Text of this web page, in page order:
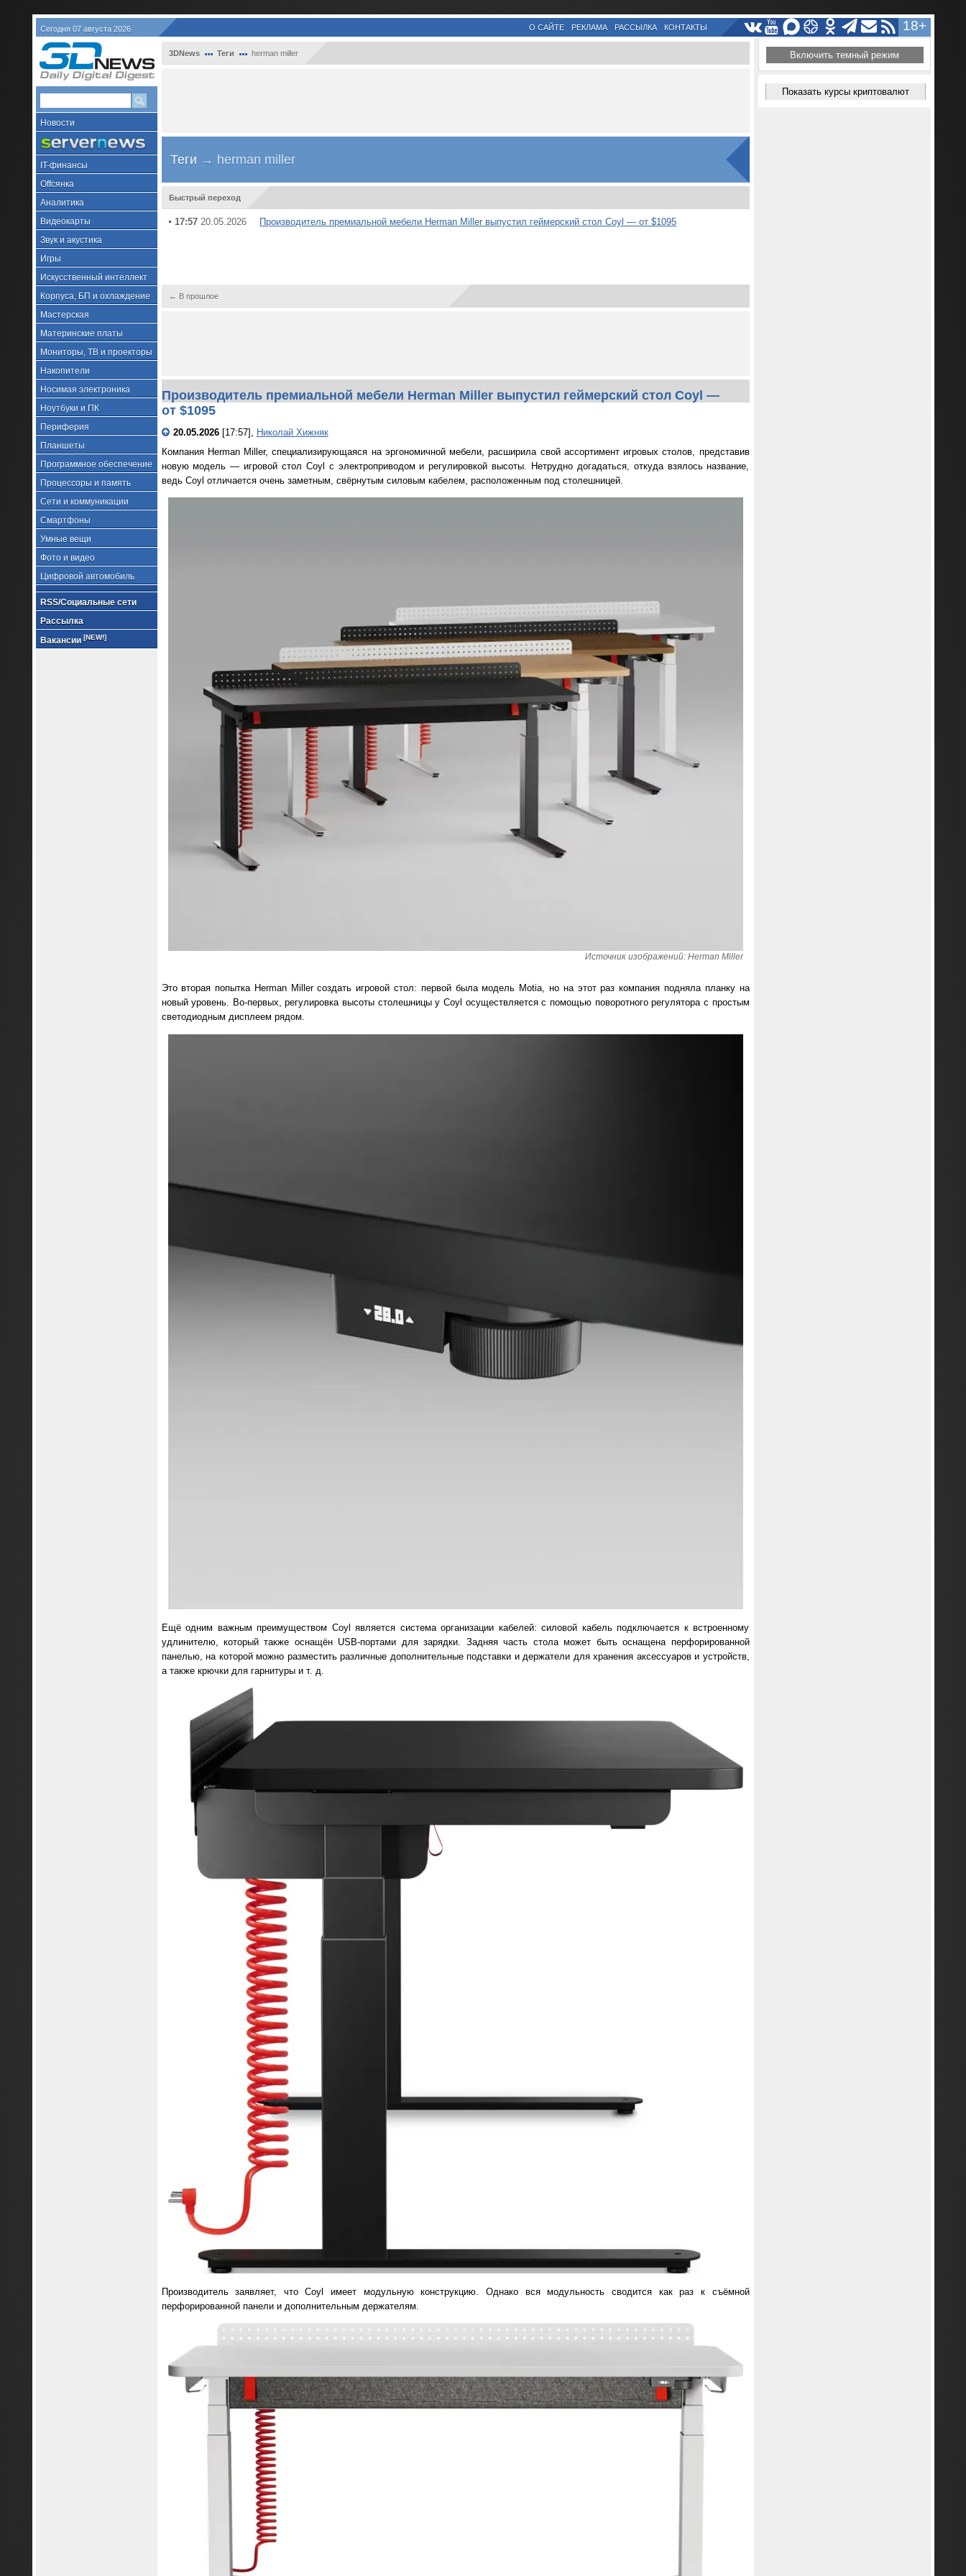
Сегодня 07 августа 2026 18+
О САЙТЕ РЕКЛАМА РАССЫЛКА КОНТАКТЫ
Новости
IT-финансы
Offсянка
Аналитика
Видеокарты
Звук и акустика
Игры
Искусственный интеллект
Корпуса, БП и охлаждение
Мастерская
Материнские платы
Мониторы, ТВ и проекторы
Накопители
Носимая электроника
Ноутбуки и ПК
Периферия
Планшеты
Программное обеспечение
Процессоры и память
Сети и коммуникации
Смартфоны
Умные вещи
Фото и видео
Цифровой автомобиль
RSS/Социальные сети
Рассылка
Вакансии [NEW!]
3DNews Теги herman miller
Теги → herman miller
Быстрый переход
17:5720.05.2026 Производитель премиальной мебели Herman Miller выпустил геймерский стол Coyl — от $1095
← В прошлое
Производитель премиальной мебели Herman Miller выпустил геймерский стол Coyl —
от $1095
20.05.2026[17:57], Николай Хижняк
Компания Herman Miller, специализирующаяся на эргономичной мебели, расширила свой ассортимент игровых столов, представив
новую модель — игровой стол Coyl с электроприводом и регулировкой высоты. Нетрудно догадаться, откуда взялось название,
ведь Coyl отличается очень заметным, свёрнутым силовым кабелем, расположенным под столешницей.
Источник изображений: Herman Miller
Это вторая попытка Herman Miller создать игровой стол: первой была модель Motia, но на этот раз компания подняла планку на
новый уровень. Во-первых, регулировка высоты столешницы у Coyl осуществляется с помощью поворотного регулятора с простым
светодиодным дисплеем рядом.
Ещё одним важным преимуществом Coyl является система организации кабелей: силовой кабель подключается к встроенному
удлинителю, который также оснащён USB-портами для зарядки. Задняя часть стола может быть оснащена перфорированной
панелью, на которой можно разместить различные дополнительные подставки и держатели для хранения аксессуаров и устройств,
а также крючки для гарнитуры и т. д.
Производитель заявляет, что Coyl имеет модульную конструкцию. Однако вся модульность сводится как раз к съёмной
перфорированной панели и дополнительным держателям.
Включить темный режим
Показать курсы криптовалют